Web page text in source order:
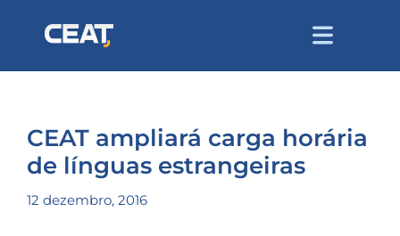
CEAT ampliará carga horária
de línguas estrangeiras
12 dezembro, 2016